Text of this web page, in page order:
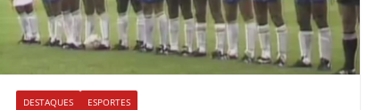
DESTAQUES ESPORTES